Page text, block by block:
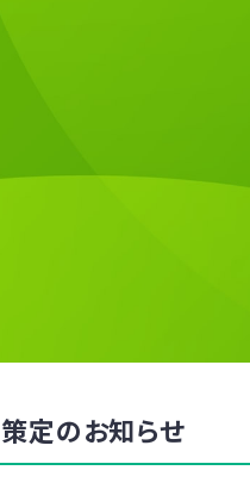
策定のお知らせ